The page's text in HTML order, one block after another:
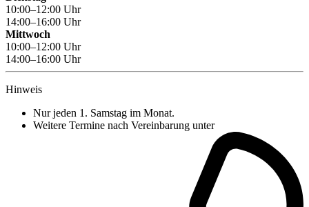
10:00–12:00 Uhr
14:00–16:00 Uhr
Mittwoch
10:00–12:00 Uhr
14:00–16:00 Uhr
Hinweis
Nur jeden 1. Samstag im Monat.
Weitere Termine nach Vereinbarung unter